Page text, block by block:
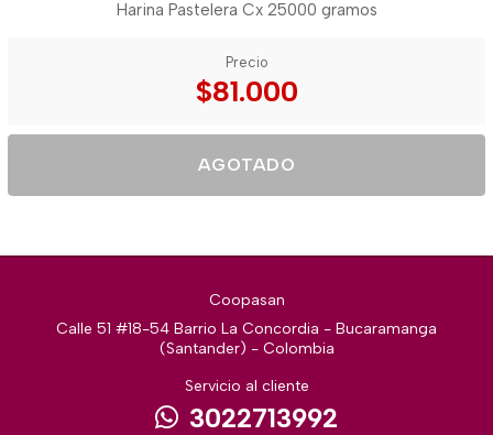
Harina Pastelera Cx 25000 gramos
Precio
$81.000
AGOTADO
Coopasan
Calle 51 #18-54 Barrio La Concordia - Bucaramanga
(Santander) - Colombia
Servicio al cliente
3022713992